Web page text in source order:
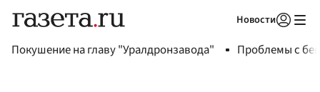
Новости
Покушение на главу "Уралдронзавода" Проблемы с